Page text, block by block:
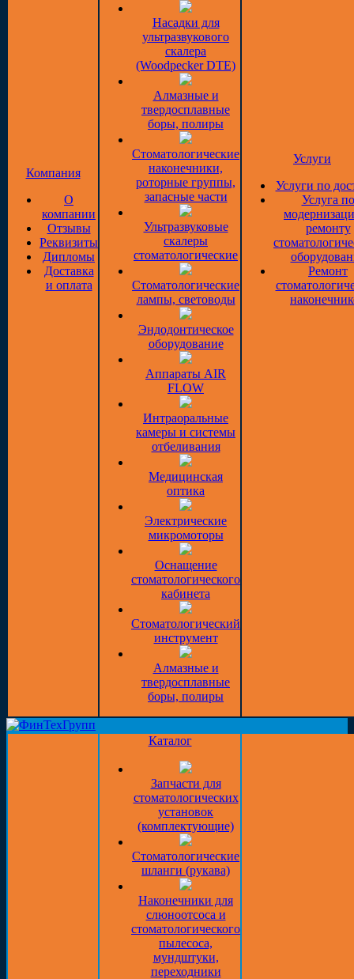
Компания
О
компании
Отзывы
Реквизиты
Дипломы
Доставка
и оплата
Насадки для
ультразвукового
скалера
(Woodpecker DTE)
Алмазные и
твердосплавные
боры, полиры
Стоматологические
наконечники,
роторные группы,
запасные части
Ультразвуковые
скалеры
стоматологические
Стоматологические
лампы, световоды
Эндодонтическое
оборудование
Аппараты AIR
FLOW
Интраоральные
камеры и системы
отбеливания
Медицинская
оптика
Электрические
микромоторы
Оснащение
стоматологического
кабинета
Стоматологический
инструмент
Алмазные и
твердосплавные
боры, полиры
Услуги
Услуги по
Услуга по
ремонту
Ремонт
Каталог
Запчасти для
стоматологических
установок
(комплектующие)
Стоматологические
шланги (рукава)
Наконечники для
слюноотсоса и
стоматологического
пылесоса,
мундштуки,
переходники